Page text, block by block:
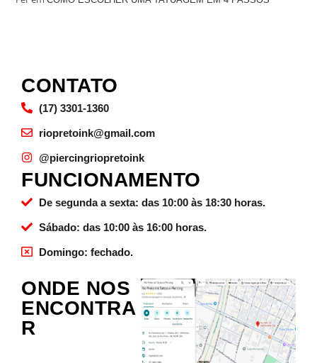
CONTATO
(17) 3301-1360
riopretoink@gmail.com
@piercingriopretoink
FUNCIONAMENTO
De segunda a sexta: das 10:00 às 18:30 horas.
Sábado: das 10:00 às 16:00 horas.
Domingo: fechado.
ONDE NOS
ENCONTRA
R